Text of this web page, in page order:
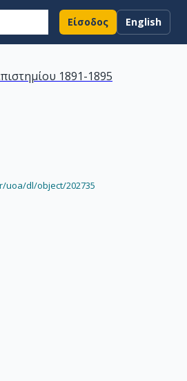
Είσοδος English
1891-1895
uoa/dl/object/202735